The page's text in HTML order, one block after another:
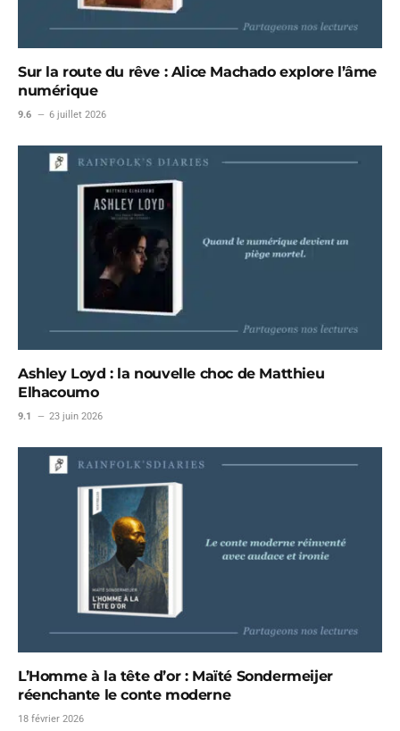
Sur la route du rêve : Alice Machado explore l’âme
numérique
9.6 6 juillet 2026
Ashley Loyd : la nouvelle choc de Matthieu
Elhacoumo
9.1 23 juin 2026
L’Homme à la tête d’or : Maïté Sondermeijer
réenchante le conte moderne
18 février 2026